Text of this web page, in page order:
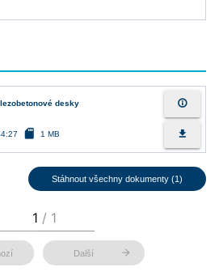
desky
sd_card 1 MB
info_outline
file_download
Stáhnout všechny dokumenty (1)
Další arrow_forward